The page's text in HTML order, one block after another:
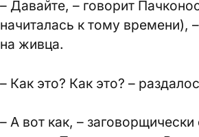
– Давайте, – говорит
начиталась к тому
на живца.
– Как это? Как это? –
– А вот как, –